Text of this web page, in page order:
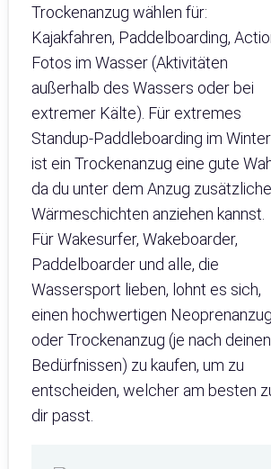
Trockenanzug wählen für:
Kajakfahren, Paddelboarding,
Fotos im Wasser (Aktivitäten
außerhalb des Wassers oder bei
extremer Kälte). Für extremes
Standup-Paddleboarding im Winter
ist ein Trockenanzug eine gute
da du unter dem Anzug zusätzliche
Wärmeschichten anziehen kannst.
Für Wakesurfer, Wakeboarder,
Paddelboarder und alle, die
Wassersport lieben, lohnt es sich,
einen hochwertigen Neoprenanzug
oder Trockenanzug (je nach deinen
Bedürfnissen) zu kaufen, um zu
entscheiden, welcher am besten
dir passt.